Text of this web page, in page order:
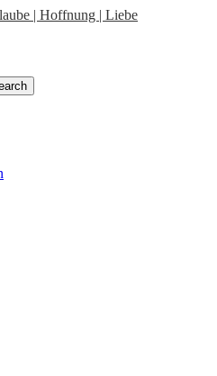
| Hoffnung | Liebe